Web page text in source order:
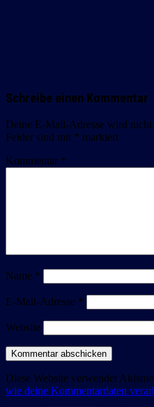
Schreibe einen Kommentar
Deine E-Mail-Adresse wird
Felder sind mit * markiert
Kommentar *
Name *
E-Mail-Adresse *
Website
Diese Website verwendet
wie deine Kommentardaten